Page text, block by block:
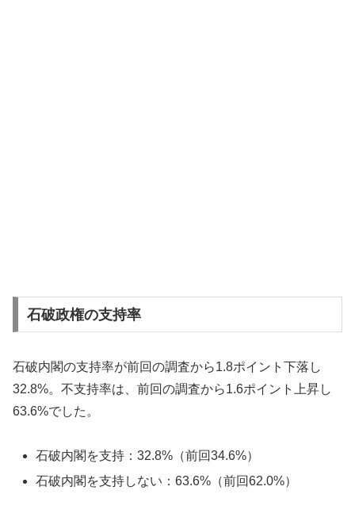
石破政権の支持率
石破内閣の支持率が前回の調査から1.8ポイント下落し
32.8%。不支持率は、前回の調査から1.6ポイント上昇し
63.6%でした。
石破内閣を支持：32.8%（前回34.6%）
石破内閣を支持しない：63.6%（前回62.0%）